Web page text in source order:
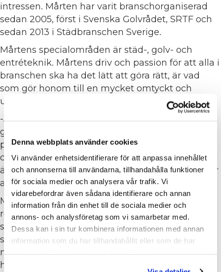
Denna webbplats använder cookies
Vi använder enhetsidentifierare för att anpassa innehållet
och annonserna till användarna, tillhandahålla funktioner
för sociala medier och analysera vår trafik. Vi
vidarebefordrar även sådana identifierare och annan
information från din enhet till de sociala medier och
annons- och analysföretag som vi samarbetar med.
Dessa kan i sin tur kombinera informationen med annan
information som du har tillhandahållit eller som de har
intressen. Mårten har varit branschorganiserad
sedan 2005, först i Svenska Golvrådet, SRTF och
sedan 2013 i Städbranschen Sverige.
Mårtens specialområden är städ-, golv- och
entréteknik. Mårtens driv och passion för att alla i
branschen ska ha det lätt att göra rätt, är vad
som gör honom till en mycket omtyckt och
uppskattad partner till våra medlemmar.
-Jag har under alla år i föreningen verkat för att
göra branschen bättre vilket är ett ständigt
pågående arbete. Det finns två aspekter i detta,
dels bilden som de utanför branschen har, dels
även vi i branschen som måste lyfta oss själva för
att uppnå den respekt vi förtjänar, säger Mårten.
Mårten har sedan 80-talet arbetat i många olika
roller och verksamheter och fortsätter även idag
som fristående konsult inom sina
specialområden. Mårten kämpar envist vidare
med Städbranschen Sveriges vision ”ett rent och
hållbart Sverige” och hoppas fler vill delta i